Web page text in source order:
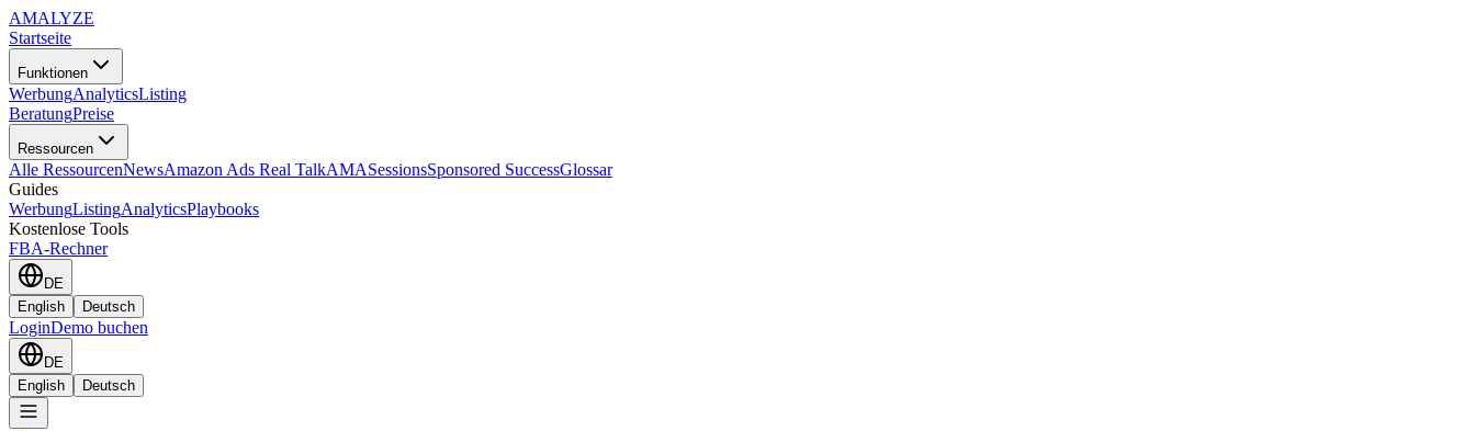
AMALYZE
Startseite
Funktionen
WerbungAnalyticsListing
BeratungPreise
Ressourcen
Alle RessourcenNewsAmazon Ads Real TalkAMASessionsSponsored SuccessGlossar
Guides
WerbungListingAnalyticsPlaybooks
Kostenlose Tools
FBA-Rechner
DE
English
Deutsch
LoginDemo buchen
DE
English
Deutsch